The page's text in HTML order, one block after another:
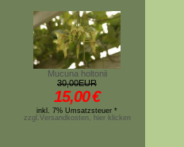
Mucuna holtonii
30,00EUR
15,00€
inkl. 7% Umsatzsteuer *
zzgl.Versandkosten, hier klicken